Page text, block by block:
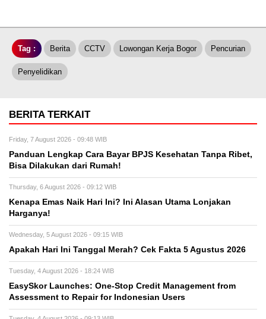
Tag : Berita CCTV Lowongan Kerja Bogor Pencurian
Penyelidikan
BERITA TERKAIT
Friday, 7 August 2026 - 09:48 WIB
Panduan Lengkap Cara Bayar BPJS Kesehatan Tanpa Ribet,
Bisa Dilakukan dari Rumah!
Thursday, 6 August 2026 - 09:12 WIB
Kenapa Emas Naik Hari Ini? Ini Alasan Utama Lonjakan
Harganya!
Wednesday, 5 August 2026 - 09:15 WIB
Apakah Hari Ini Tanggal Merah? Cek Fakta 5 Agustus 2026
Tuesday, 4 August 2026 - 18:24 WIB
EasySkor Launches: One-Stop Credit Management from
Assessment to Repair for Indonesian Users